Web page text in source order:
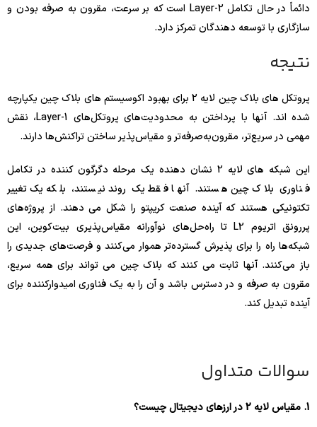
دائماً در حال تکامل Layer-2 است که بر سرعت، مقرون به صرفه بودن و
سازگاری با توسعه دهندگان تمرکز دارد.
نتیجه
پروتکل های بلاک چین لایه 2 برای بهبود اکوسیستم های بلاک چین یکپارچه
شده اند. آنها با پرداختن به محدودیت‌های پروتکل‌های Layer-1، نقش
مهمی در سریع‌تر، مقرون‌به‌صرفه‌تر و مقیاس‌پذیر ساختن تراکنش‌ها دارند.
این شبکه های لایه 2 نشان دهنده یک مرحله دگرگون کننده در تکامل
فناوری بلاک چین هستند. آنها فقط یک روند نیستند، بلکه یک تغییر
تکتونیکی هستند که آینده صنعت کریپتو را شکل می دهند. از پروژه‌های
پررونق اتریوم L2 تا راه‌حل‌های نوآورانه مقیاس‌پذیری بیت‌کوین، این
شبکه‌ها راه را برای پذیرش گسترده‌تر هموار می‌کنند و فرصت‌های جدیدی را
باز می‌کنند. آنها ثابت می کنند که بلاک چین می تواند برای همه سریع،
مقرون به صرفه و در دسترس باشد و آن را به یک فناوری امیدوارکننده برای
آینده تبدیل کند.
سوالات متداول
1. مقیاس لایه 2 در ارزهای دیجیتال چیست؟